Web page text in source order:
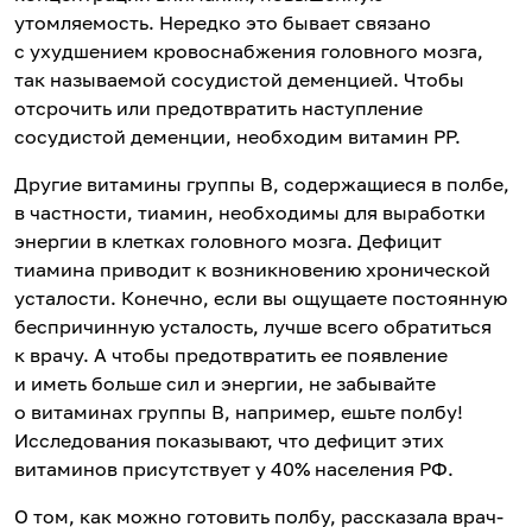
утомляемость. Нередко это бывает связано
с ухудшением кровоснабжения головного мозга,
так называемой сосудистой деменцией. Чтобы
отсрочить или предотвратить наступление
сосудистой деменции, необходим витамин РР.
Другие витамины группы В, содержащиеся в полбе,
в частности, тиамин, необходимы для выработки
энергии в клетках головного мозга. Дефицит
тиамина приводит к возникновению хронической
усталости. Конечно, если вы ощущаете постоянную
беспричинную усталость, лучше всего обратиться
к врачу. А чтобы предотвратить ее появление
и иметь больше сил и энергии, не забывайте
о витаминах группы В, например, ешьте полбу!
Исследования показывают, что дефицит этих
витаминов присутствует у 40% населения РФ.
О том, как можно готовить полбу, рассказала врач-